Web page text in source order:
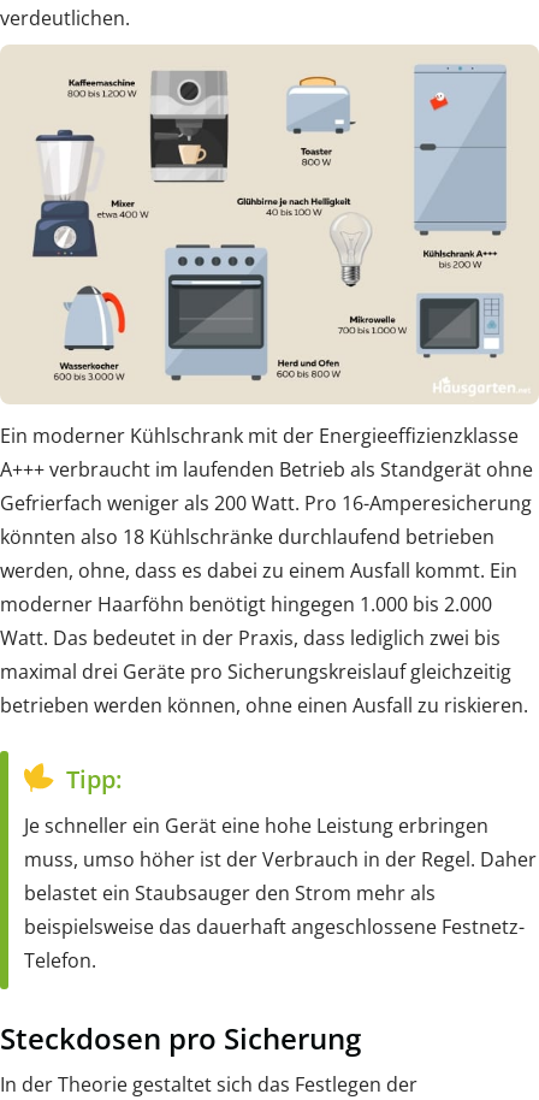
verdeutlichen.
Ein moderner Kühlschrank mit der Energieeffizienzklasse
A+++ verbraucht im laufenden Betrieb als Standgerät ohne
Gefrierfach weniger als 200 Watt. Pro 16-Amperesicherung
könnten also 18 Kühlschränke durchlaufend betrieben
werden, ohne, dass es dabei zu einem Ausfall kommt. Ein
moderner Haarföhn benötigt hingegen 1.000 bis 2.000
Watt. Das bedeutet in der Praxis, dass lediglich zwei bis
maximal drei Geräte pro Sicherungskreislauf gleichzeitig
betrieben werden können, ohne einen Ausfall zu riskieren.
Tipp:
Je schneller ein Gerät eine hohe Leistung erbringen
muss, umso höher ist der Verbrauch in der Regel. Daher
belastet ein Staubsauger den Strom mehr als
beispielsweise das dauerhaft angeschlossene Festnetz-
Telefon.
Steckdosen pro Sicherung
In der Theorie gestaltet sich das Festlegen der